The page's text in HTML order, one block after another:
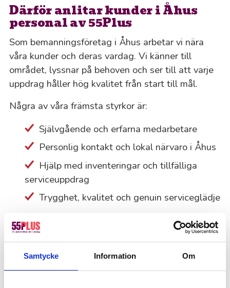
Samtycke Information Om
Därför anlitar kunder i Åhus
personal av 55Plus
Som bemanningsföretag i Åhus arbetar vi nära
våra kunder och deras vardag. Vi känner till
området, lyssnar på behoven och ser till att varje
uppdrag håller hög kvalitet från start till mål.
Några av våra främsta styrkor är:
Självgående och erfarna medarbetare
Personlig kontakt och lokal närvaro i Åhus
Hjälp med inventeringar och tillfälliga
serviceuppdrag
Trygghet, kvalitet och genuin serviceglädje
Så tycker våra kunder i Åhus
Vi har 4,5 på Trustpilot! Bli lika nöjd som tusentals
andra genom att anlita 55Plus.